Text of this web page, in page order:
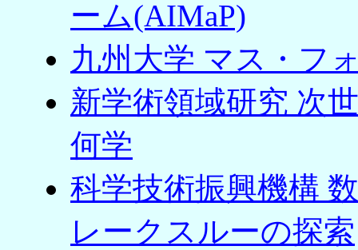
ーム(AIMaP)
九州大学 マス・フ
新学術領域研究 次
何学
科学技術振興機構
レークスルーの探索